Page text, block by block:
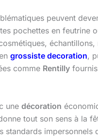
peuvent
pochettes en feutrine
grossiste decoration,
comme Rentilly
une décoration
tout son sens à la
standards